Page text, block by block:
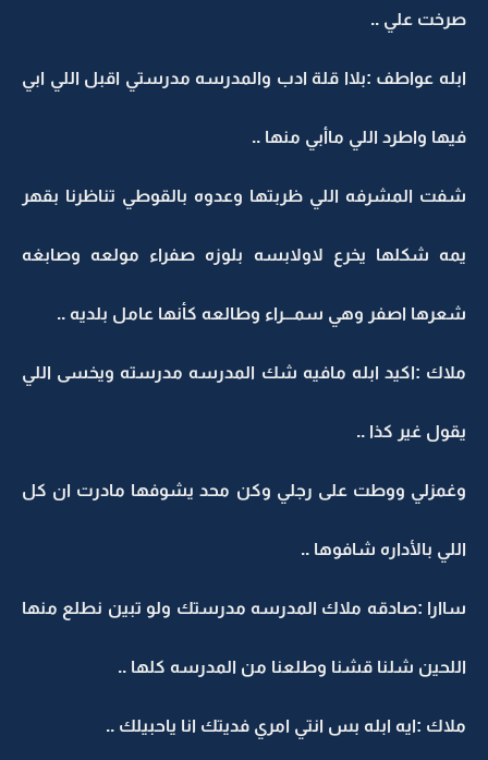
صرخت علي ..
ابله عواطف :بلاا قلة ادب والمدرسه مدرستي اقبل اللي ابي
فيها واطرد اللي ماأبي منها ..
شفت المشرفه اللي ظربتها وعدوه بالقوطي تناظرنا بقهر
يمه شكلها يخرع لاولابسه بلوزه صفراء مولعه وصابغه
شعرها اصفر وهي سمـــراء وطالعه كأنها عامل بلديه ..
ملاك :اكيد ابله مافيه شك المدرسه مدرسته ويخسى اللي
يقول غير كذا ..
وغمزلي ووطت على رجلي وكن محد يشوفها مادرت ان كل
اللي بالأداره شافوها ..
ساارا :صادقه ملاك المدرسه مدرستك ولو تبين نطلع منها
اللحين شلنا قشنا وطلعنا من المدرسه كلها ..
ملاك :ايه ابله بس انتي امري فديتك انا ياحبيلك ..